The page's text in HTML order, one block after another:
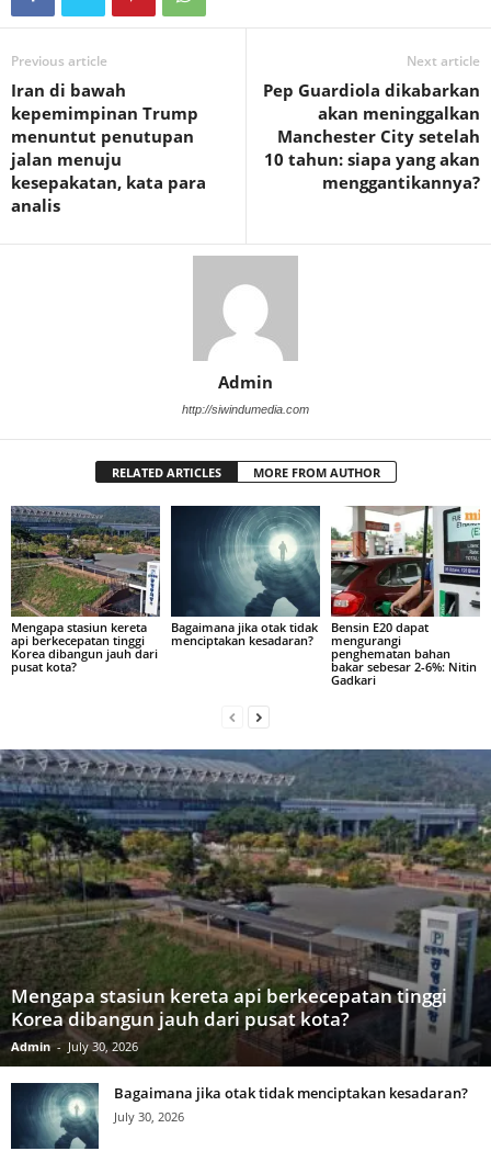
Previous article
Iran di bawah
kepemimpinan Trump
menuntut penutupan
jalan menuju
kesepakatan, kata para
analis
Next article
Pep Guardiola dikabarkan
akan meninggalkan
Manchester City setelah
10 tahun: siapa yang akan
menggantikannya?
Admin
http://siwindumedia.com
RELATED ARTICLES MORE FROM AUTHOR
Mengapa stasiun kereta
api berkecepatan tinggi
Korea dibangun jauh dari
pusat kota?
Bagaimana jika otak tidak
menciptakan kesadaran?
Bensin E20 dapat
mengurangi
penghematan bahan
bakar sebesar 2-6%: Nitin
Gadkari
Mengapa stasiun kereta api berkecepatan tinggi
Korea dibangun jauh dari pusat kota?
Admin - July 30, 2026
Bagaimana jika otak tidak menciptakan kesadaran?
July 30, 2026